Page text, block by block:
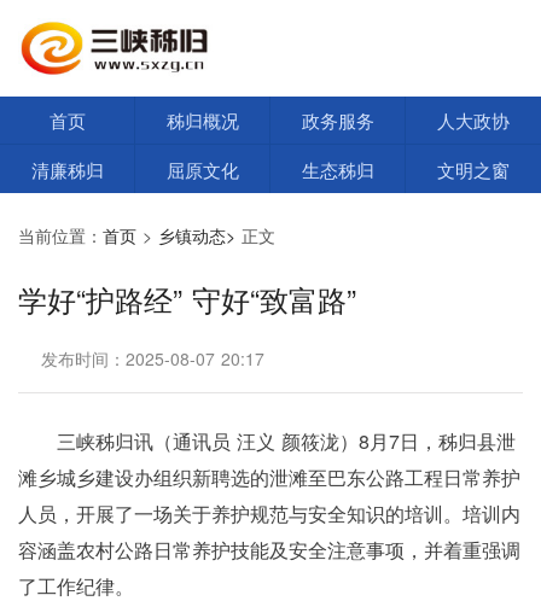
首页 秭归概况 政务服务
人大政协
清廉秭归
屈原文化 生态秭归 文明之窗
当前位置： 首页 > 乡镇动态> 正文
学好“护路经” 守好“致富路”
发布时间：2025-08-07 20:17
三峡秭归讯（通讯员 汪义 颜筱泷）8月7日，秭归县泄
滩乡城乡建设办组织新聘选的泄滩至巴东公路工程日常养护
人员，开展了一场关于养护规范与安全知识的培训。培训内
容涵盖农村公路日常养护技能及安全注意事项，并着重强调
了工作纪律。